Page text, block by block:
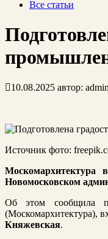
Все статьи
10.08.2025 автор:
Источник фото:
Москомархитектура
Новомосковском
Об этом сообщила
(Москомархитектура),
Княжевская.